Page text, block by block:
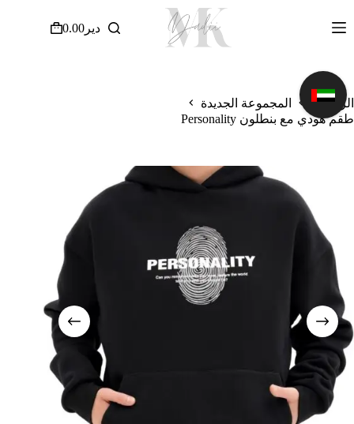
إلى
المحتوى
عربةدير0.00
الرئيسية
المجموعة الجديدة
طقم هودي مع بنطلون Personality